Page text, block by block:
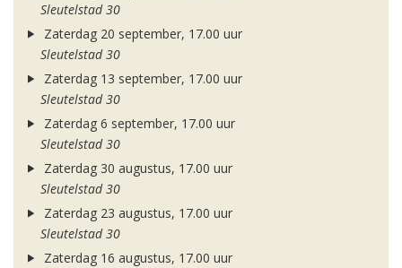
Sleutelstad 30
Zaterdag 20 september, 17.00 uur
Sleutelstad 30
Zaterdag 13 september, 17.00 uur
Sleutelstad 30
Zaterdag 6 september, 17.00 uur
Sleutelstad 30
Zaterdag 30 augustus, 17.00 uur
Sleutelstad 30
Zaterdag 23 augustus, 17.00 uur
Sleutelstad 30
Zaterdag 16 augustus, 17.00 uur